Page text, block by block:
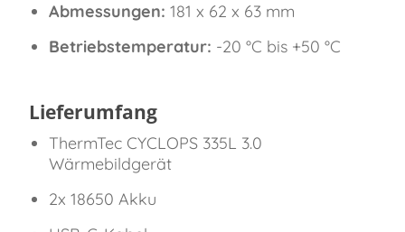
Abmessungen: 181 x 62 x 63 mm
Betriebstemperatur: -20 °C bis +50 °C
Lieferumfang
ThermTec CYCLOPS 335L 3.0
Wärmebildgerät
2x 18650 Akku